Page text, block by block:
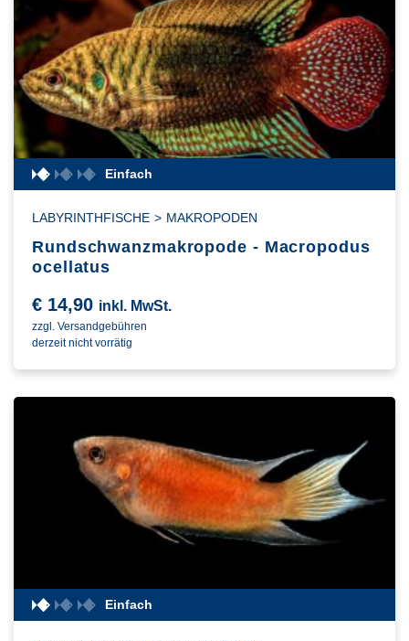
Einfach
LABYRINTHFISCHE > MAKROPODEN
Rundschwanzmakropode - Macropodus
ocellatus
€ 14,90 inkl. MwSt.
zzgl. Versandgebühren
derzeit nicht vorrätig
Einfach